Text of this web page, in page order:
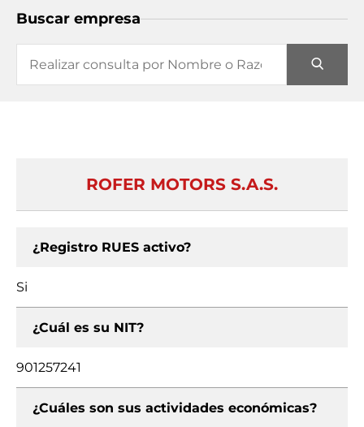
Buscar empresa
ROFER MOTORS S.A.S.
¿Registro RUES activo?
Si
¿Cuál es su NIT?
901257241
¿Cuáles son sus actividades económicas?